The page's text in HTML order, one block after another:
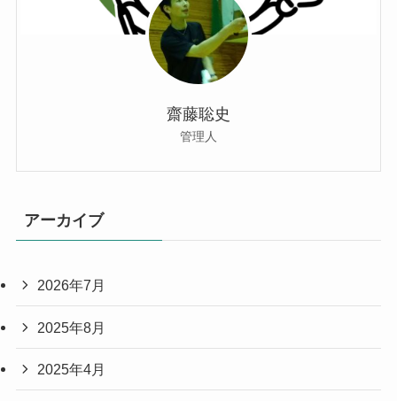
齋藤聡史
管理人
アーカイブ
2026年7月
2025年8月
2025年4月